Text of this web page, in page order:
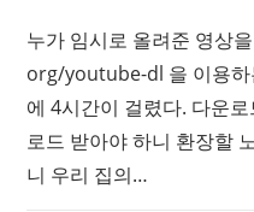
누가 임시로 올려준 영상
org/youtube-dl 을 이용하
에 4시간이 걸렸다. 다운
로드 받아야 하니 환장할
니 우리 집의…